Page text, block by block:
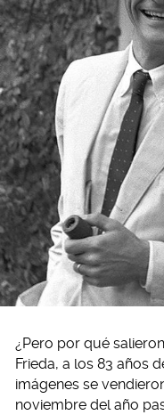
¿Pero por qué
Frieda, a los 83 años
imágenes se
noviembre del año